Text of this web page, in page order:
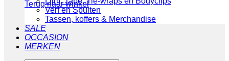
Terug naar winkel
Verf en Spuiten
Tassen, koffers & Merchandise
SALE
OCCASION
MERKEN